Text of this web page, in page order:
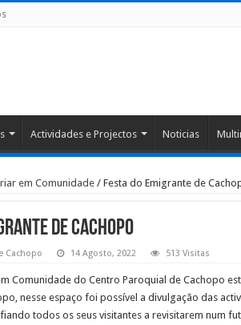
Actividades e Projectos Noticias
em Comunidade / Festa do Emigrante de
de Cachopo
Cachopo 14 Agosto, 2022 513 Visitas
Comunidade do Centro Paroquial de Cachopo
nesse espaço foi possível a divulgação das
todos os seus visitantes a revisitarem num